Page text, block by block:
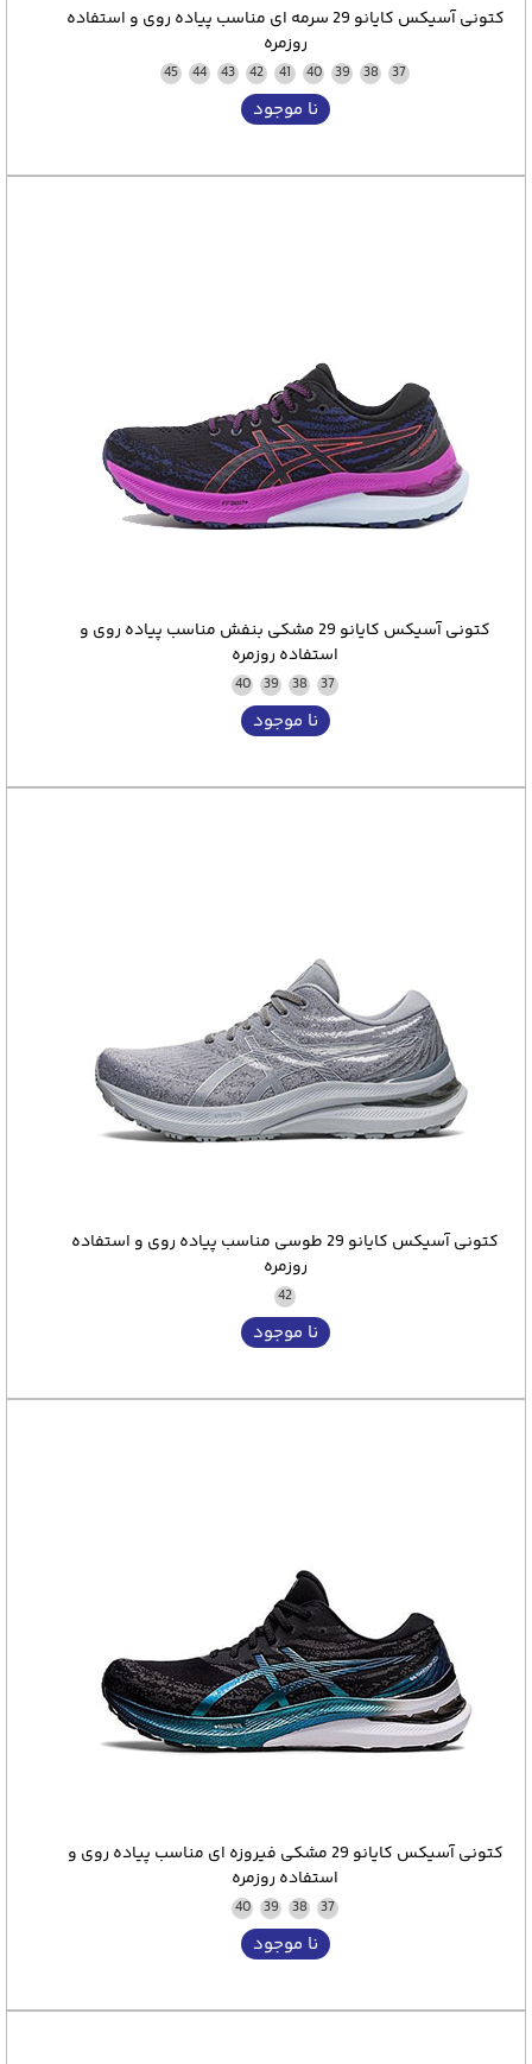
کتونی آسیکس کایانو 29 سرمه ای مناسب پیاده روی و استفاده
روزمره
37
38
39
40
41
42
43
44
45
نا موجود
کتونی آسیکس کایانو 29 مشکی بنفش مناسب پیاده روی و
استفاده روزمره
37
38
39
40
نا موجود
کتونی آسیکس کایانو 29 طوسی مناسب پیاده روی و استفاده
روزمره
42
نا موجود
کتونی آسیکس کایانو 29 مشکی فیروزه ای مناسب پیاده روی و
استفاده روزمره
37
38
39
40
نا موجود